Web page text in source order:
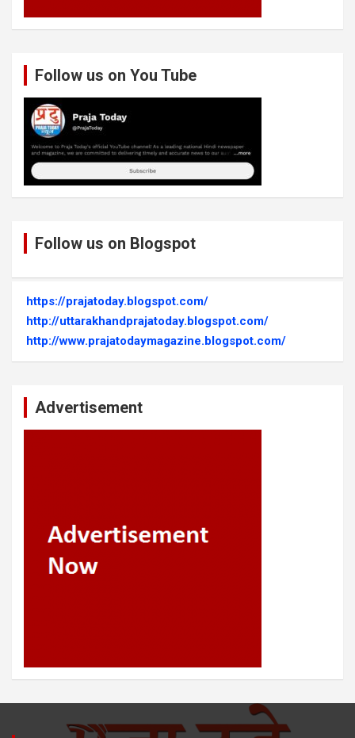
Follow us on You Tube
Follow us on Blogspot
https://prajatoday.blogspot.com/
http://uttarakhandprajatoday.blogspot.com/
http://www.prajatodaymagazine.blogspot.com/
Advertisement